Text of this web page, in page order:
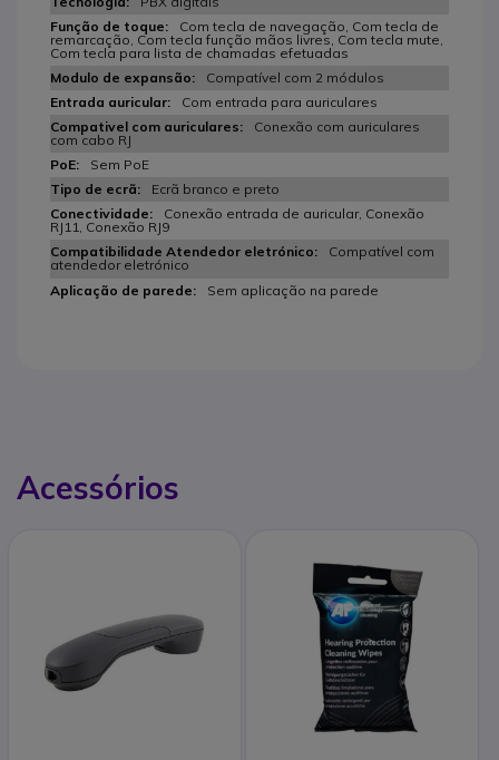
Com tecla de navegação, Com tecla de
remarcação, Com tecla função mãos livres, Com tecla mute,
Com tecla para lista de chamadas efetuadas
Compatível com 2 módulos
Com entrada para auriculares
Conexão com auriculares
com cabo RJ
Sem PoE
Ecrã branco e preto
Conexão entrada de auricular, Conexão
RJ11, Conexão RJ9
Compatível com
atendedor eletrónico
Sem aplicação na parede
Acessórios